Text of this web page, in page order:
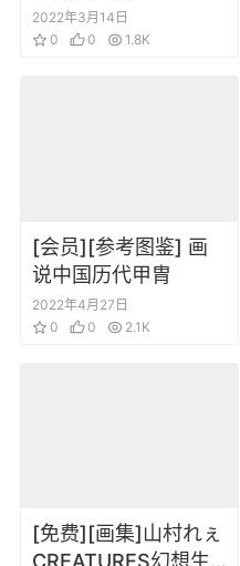
2022年3月14日
0
0 1.8K
[会员][参考图鉴] 画
说中国历代甲胄
2022年4月27日
0
0 2.1K
[免费][画集]山村れぇ
CREATURES幻想生